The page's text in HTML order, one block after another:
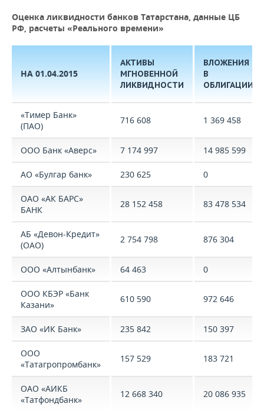
Оценка ликвидности банков Татарстана, данные ЦБ
РФ, расчеты «Реального времени»
НА 01.04.2015
АКТИВЫ
МГНОВЕННОЙ
ЛИКВИДНОСТИ
ВЛОЖЕНИЯ
В
ОБЛИГАЦИИ
«Тимер Банк»
(ПАО)
716 608 1 369 458
ООО Банк «Аверс» 7 174 997 14 985 599
АО «Булгар банк» 230 625 0
ОАО «АК БАРС»
БАНК
28 152 458 83 478 534
АБ «Девон-Кредит»
(ОАО)
2 754 798 876 304
ООО «Алтынбанк» 64 463 0
ООО КБЭР «Банк
Казани»
610 590 972 646
ЗАО «ИК Банк» 235 842 150 397
ООО
«Татагропромбанк»
157 529 183 721
ОАО «АИКБ
«Татфондбанк»
12 668 340 20 086 935